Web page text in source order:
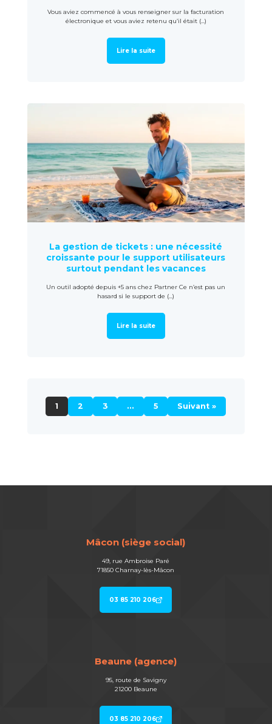
Vous aviez commencé à vous renseigner sur la facturation
électronique et vous aviez retenu qu’il était (...)
Lire la suite
La gestion de tickets : une nécessité
croissante pour le support utilisateurs
surtout pendant les vacances
Un outil adopté depuis +5 ans chez Partner Ce n’est pas un
hasard si le support de (...)
Lire la suite
1 2 3 … 5 Suivant »
Mâcon (siège social)
49, rue Ambroise Paré
71850 Charnay-lès-Mâcon
03 85 210 206
Beaune (agence)
95, route de Savigny
21200 Beaune
03 85 210 206